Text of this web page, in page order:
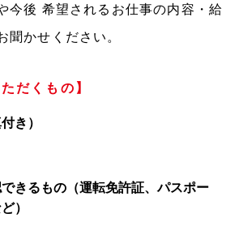
今後 希望されるお仕事の内容・給
聞かせください。
だくもの】
き）
きるもの（運転免許証、パスポー
）